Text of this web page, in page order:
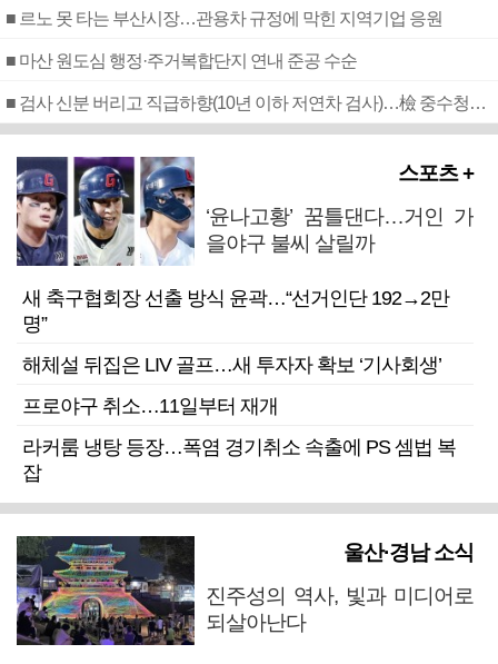
■ 르노 못 타는 부산시장…관용차 규정에 막힌 지역기업 응원
■ 마산 원도심 행정·주거복합단지 연내 준공 수순
■ 검사 신분 버리고 직급하향(10년 이하 저연차 검사)…檢 중수청행 기피
스포츠 +
‘윤나고황’ 꿈틀댄다…거인 가
을야구 불씨 살릴까
새 축구협회장 선출 방식 윤곽…“선거인단 192→2만
명”
해체설 뒤집은 LIV 골프…새 투자자 확보 ‘기사회생’
프로야구 취소…11일부터 재개
라커룸 냉탕 등장…폭염 경기취소 속출에 PS 셈법 복
잡
울산·경남 소식
진주성의 역사, 빛과 미디어로
되살아난다